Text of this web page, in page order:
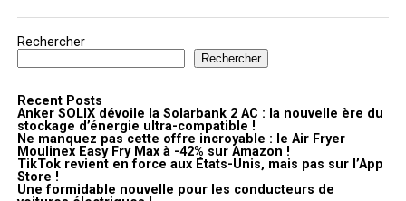
Rechercher
Rechercher
Recent Posts
Anker SOLIX dévoile la Solarbank 2 AC : la nouvelle ère du
stockage d’énergie ultra-compatible !
Ne manquez pas cette offre incroyable : le Air Fryer
Moulinex Easy Fry Max à -42% sur Amazon !
TikTok revient en force aux États-Unis, mais pas sur l’App
Store !
Une formidable nouvelle pour les conducteurs de